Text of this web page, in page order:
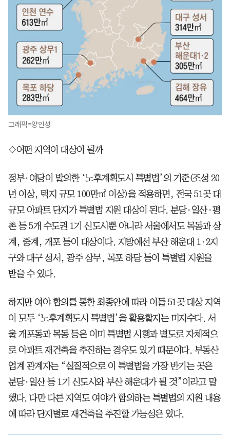
그래픽=양인성
◇어떤 지역이 대상이 될까
정부·여당이 발의한 ‘노후계획도시 특별법’의 기준(조성 20
년 이상, 택지 규모 100만㎡ 이상)을 적용하면, 전국 51곳 대
규모 아파트 단지가 특별법 지원 대상이 된다. 분당·일산·평
촌 등 5개 수도권 1기 신도시뿐 아니라 서울에서도 목동과 상
계, 중계, 개포 등이 대상이다. 지방에선 부산 해운대 1·2지
구와 대구 성서, 광주 상무, 목포 하당 등이 특별법 지원을
받을 수 있다.
하지만 여야 합의를 통한 최종안에 따라 이들 51곳 대상 지역
이 모두 ‘노후계획도시 특별법’을 활용할지는 미지수다. 서
울 개포동과 목동 등은 이미 특별법 시행과 별도로 자체적으
로 아파트 재건축을 추진하는 경우도 있기 때문이다. 부동산
업계 관계자는 “실질적으로 이 특별법을 가장 반기는 곳은
분당·일산 등 1기 신도시와 부산 해운대가 될 것”이라고 말
했다. 다만 다른 지역도 여야가 합의하는 특별법의 지원 내용
에 따라 단지별로 재건축을 추진할 가능성은 있다.